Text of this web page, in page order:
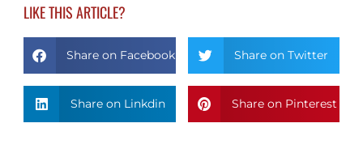
LIKE THIS ARTICLE?
Share on Facebook Share on Twitter
Share on Linkdin Share on Pinterest